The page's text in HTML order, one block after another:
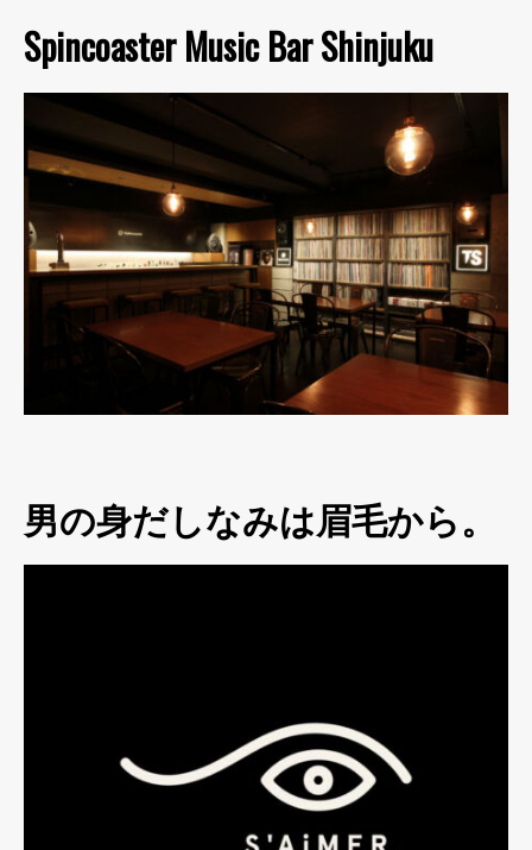
Spincoaster Music Bar Shinjuku
男の身だしなみは眉毛から。